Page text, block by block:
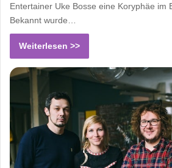
Entertainer Uke Bosse eine Koryphäe im
Bekannt wurde…
Weiterlesen >>